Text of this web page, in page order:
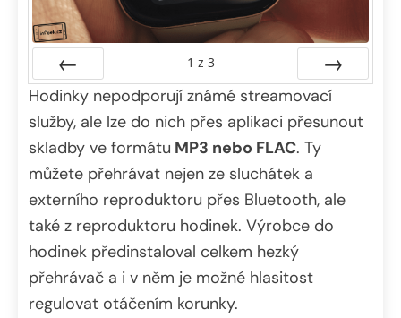
Předchozí
1 z 3
Další
Hodinky nepodporují známé streamovací
služby, ale lze do nich přes aplikaci přesunout
skladby ve formátu MP3 nebo FLAC. Ty
můžete přehrávat nejen ze sluchátek a
externího reproduktoru přes Bluetooth, ale
také z reproduktoru hodinek. Výrobce do
hodinek předinstaloval celkem hezký
přehrávač a i v něm je možné hlasitost
regulovat otáčením korunky.